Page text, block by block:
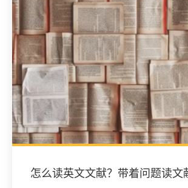
怎么读英文文献？带着问题读文